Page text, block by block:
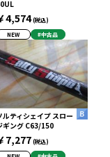
4,574(税込)
NEW
#中古品
ルティシェイプ スロー
ギング C63/150
7,277(税込)